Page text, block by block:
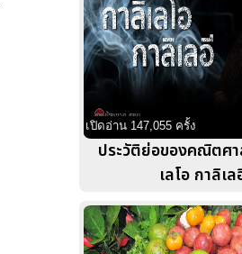
เปิดอ่าน 147,055 ครั้ง
ประวัติย่อของคณิตศ
เลโอ กาลิเล